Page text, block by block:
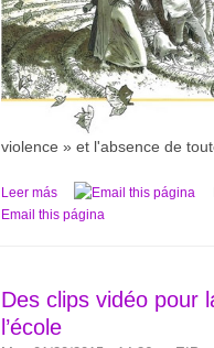
violence » et l'absence de
Leer más
Email this página
Des clips vidéo pour
l’école